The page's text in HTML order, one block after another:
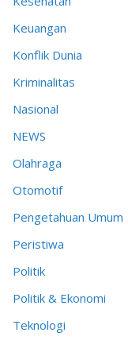
Keuangan
Konflik Dunia
Kriminalitas
Nasional
NEWS
Olahraga
Otomotif
Pengetahuan Umum
Peristiwa
Politik
Politik & Ekonomi
Teknologi